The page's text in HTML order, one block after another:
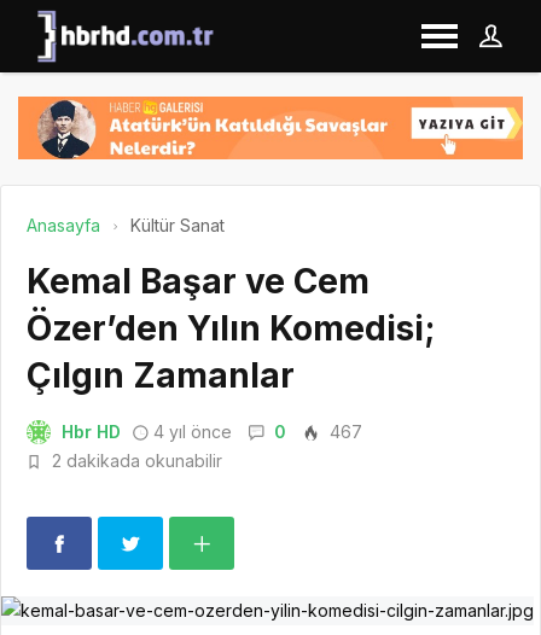
Anasayfa Kültür Sanat
Kemal Başar ve Cem
Özer’den Yılın Komedisi;
Çılgın Zamanlar
Hbr HD 4 yıl önce 0
467
2 dakikada okunabilir